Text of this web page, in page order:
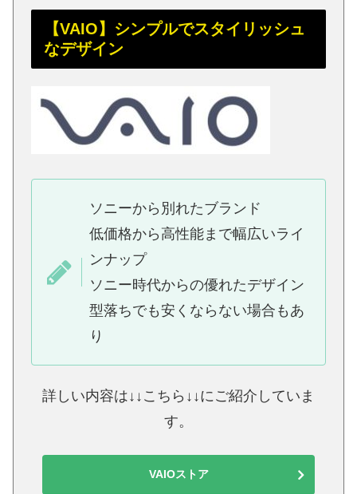
【VAIO】シンプルでスタイリッシュ
なデザイン
ソニーから別れたブランド
低価格から高性能まで幅広いライ
ンナップ
ソニー時代からの優れたデザイン
型落ちでも安くならない場合もあ
り
詳しい内容は↓↓こちら↓↓にご紹介していま
す。
VAIOストア